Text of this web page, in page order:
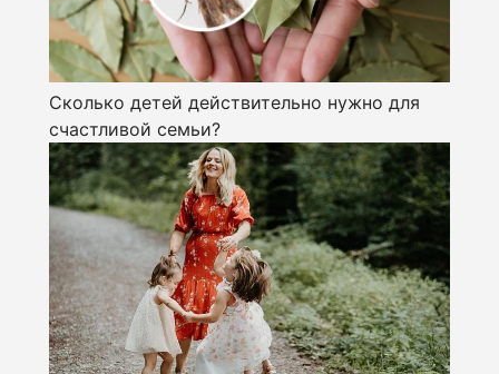
Сколько детей действительно нужно для
счастливой семьи?